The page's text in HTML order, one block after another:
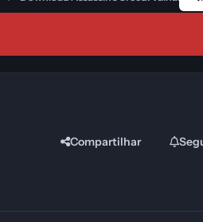
Compartilhar